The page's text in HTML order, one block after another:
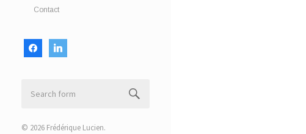
Contact
facebooklinkedin
© 2026 Frédérique Lucien.